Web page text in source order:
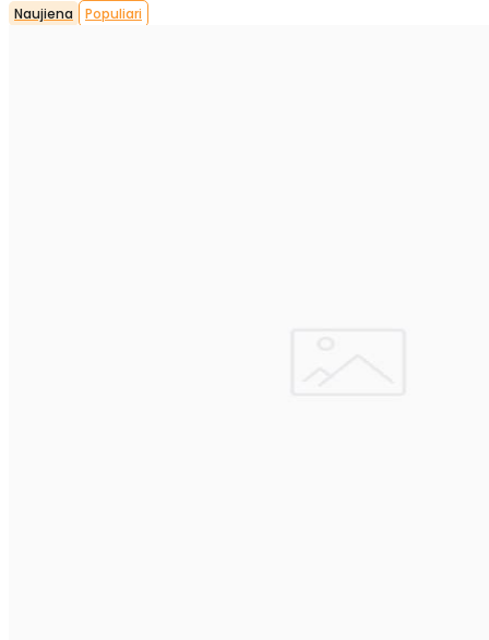
Naujiena Populiari